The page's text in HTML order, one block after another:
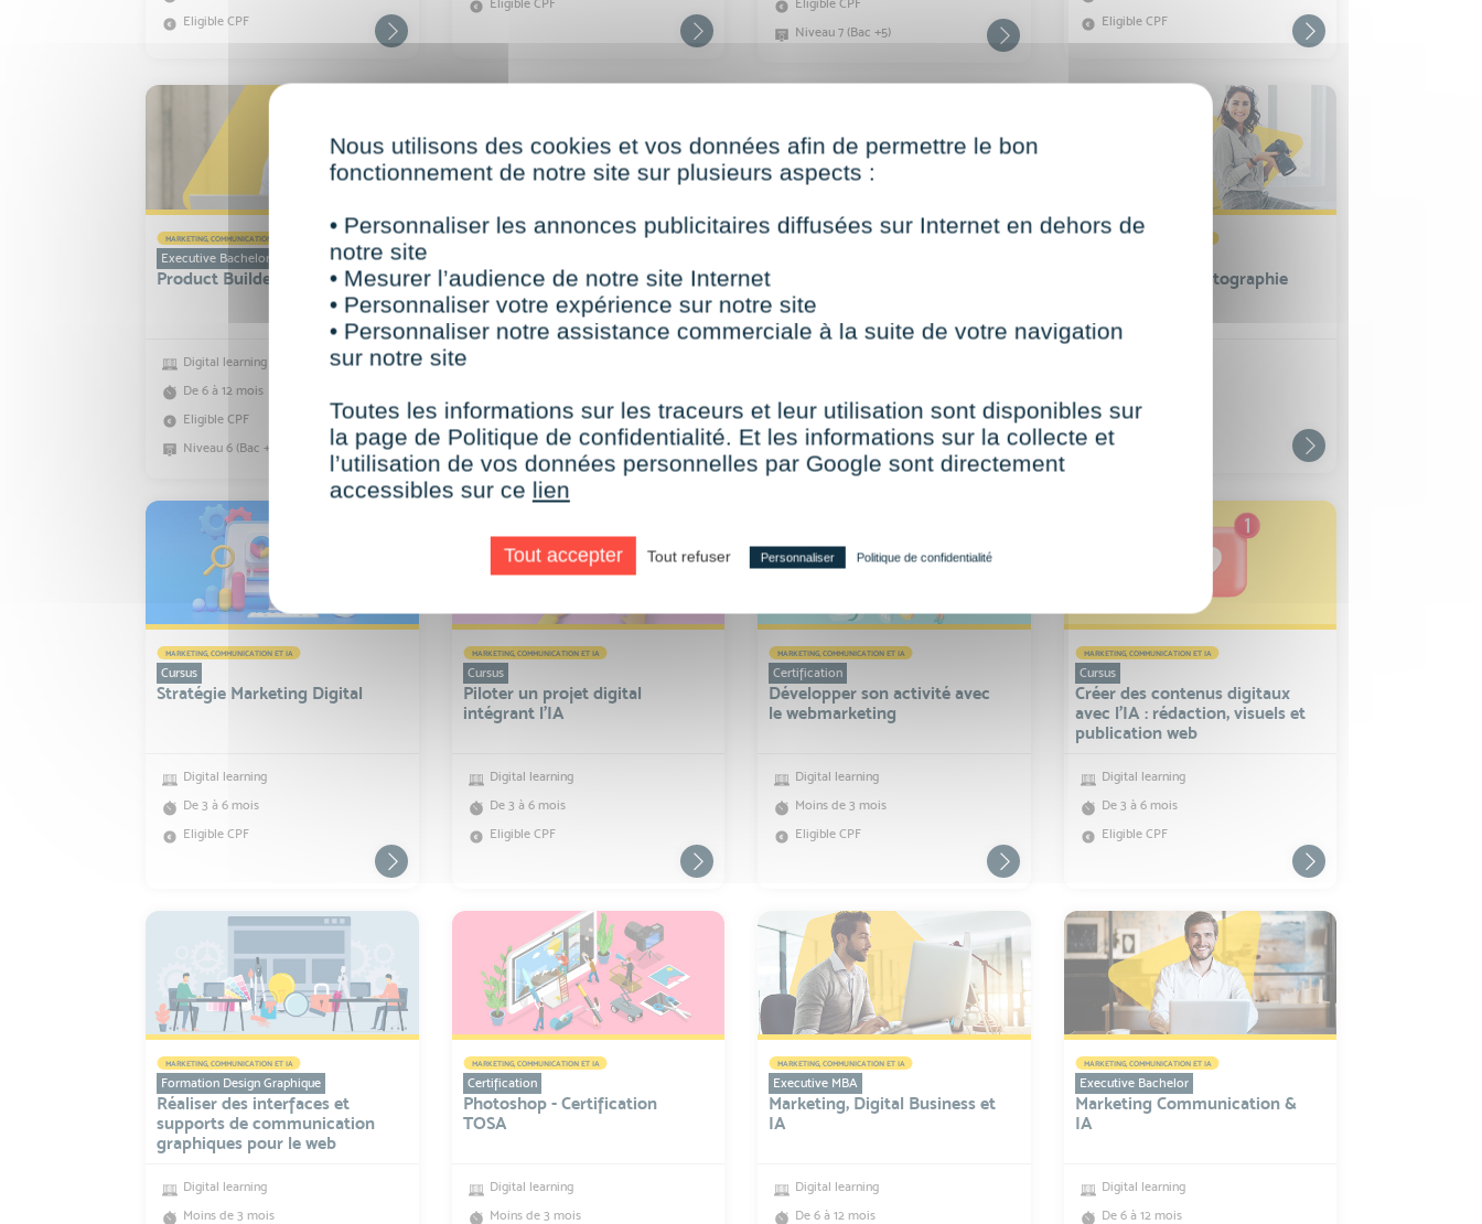
Eligible CPF
Eligible CPF
Eligible CPF
Niveau 7 (Bac +5)
Eligible CPF
MARKETING, COMMUNICATION ET IA
Executive Bachelor
Product Builder No Code et IA
Digital learning
De 6 à 12 mois
Eligible CPF
Niveau 6 (Bac +3)
Community management et
génération de leads
Eligible CPF
Communication visuelle et
marketing digital
Eligible CPF
Niveau 5 (Bac +2)
Photoshop et Photographie
Eligible CPF
MARKETING, COMMUNICATION ET IA
Cursus
Stratégie Marketing Digital
Digital learning
De 3 à 6 mois
Eligible CPF
MARKETING, COMMUNICATION ET IA
Cursus
Piloter un projet digital
intégrant l'IA
Digital learning
De 3 à 6 mois
Eligible CPF
MARKETING, COMMUNICATION ET IA
Certification
Développer son activité avec
le webmarketing
Digital learning
Moins de 3 mois
Eligible CPF
MARKETING, COMMUNICATION ET IA
Cursus
Créer des contenus digitaux
avec l'IA : rédaction, visuels et
publication web
Digital learning
De 3 à 6 mois
Eligible CPF
MARKETING, COMMUNICATION ET IA
Formation Design Graphique
Réaliser des interfaces et
supports de communication
graphiques pour le web
Digital learning
Moins de 3 mois
MARKETING, COMMUNICATION ET IA
Certification
Photoshop - Certification
TOSA
Digital learning
Moins de 3 mois
MARKETING, COMMUNICATION ET IA
Executive MBA
Marketing, Digital Business et
IA
Digital learning
De 6 à 12 mois
MARKETING, COMMUNICATION ET IA
Executive Bachelor
Marketing Communication &
IA
Digital learning
De 6 à 12 mois
Nous utilisons des cookies et vos données afin de permettre le bon
fonctionnement de notre site sur plusieurs aspects :
• Personnaliser les annonces publicitaires diffusées sur Internet en dehors de
notre site
• Mesurer l’audience de notre site Internet
• Personnaliser votre expérience sur notre site
• Personnaliser notre assistance commerciale à la suite de votre navigation
sur notre site
Toutes les informations sur les traceurs et leur utilisation sont disponibles sur
la page de Politique de confidentialité. Et les informations sur la collecte et
l’utilisation de vos données personnelles par Google sont directement
accessibles sur ce lien
Tout accepter Tout refuser Personnaliser Politique de confidentialité